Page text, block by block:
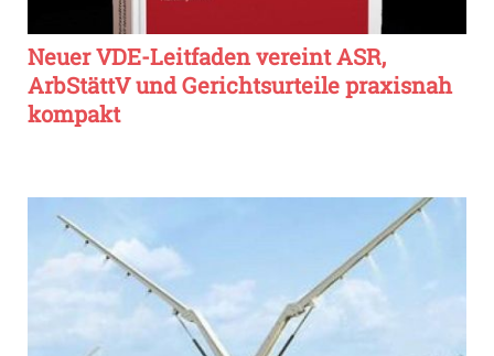
Neuer VDE-Leitfaden vereint ASR,
ArbStättV und Gerichtsurteile praxisnah
kompakt